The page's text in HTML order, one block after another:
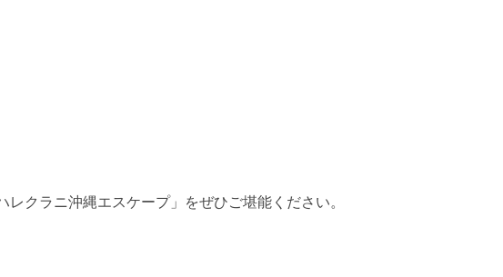
クラニ沖縄エスケープ」をぜひご堪能ください。